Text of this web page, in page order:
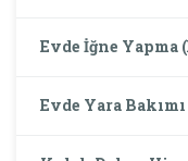
Evde İğne
Evde Yara